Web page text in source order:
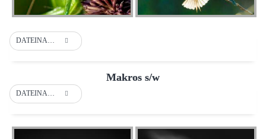
DATEINAME
Makros s/w
DATEINAME